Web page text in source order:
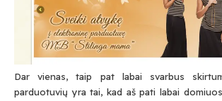
Dar vienas, taip pat labai svarbus
parduotuvių yra tai, kad aš pati labai